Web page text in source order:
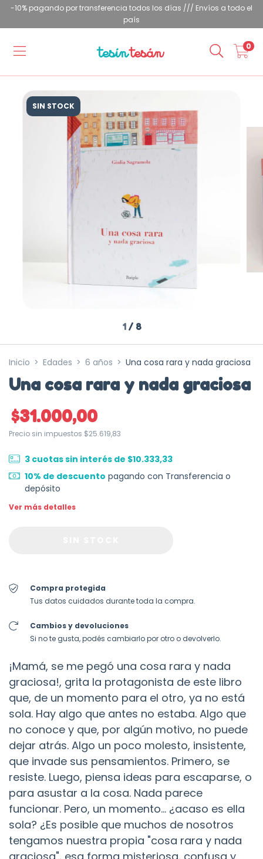
-10% pagando por transferencia todos los días /// Envíos a todo el
país
0
SIN STOCK
1/ 8
Inicio > Edades > 6 años > Una cosa rara y nada graciosa
Una cosa rara y nada graciosa
$31.000,00
Precio sin impuestos $25.619,83
3 cuotas sin interés de $10.333,33
10% de descuento pagando con Transferencia o
depósito
Ver más detalles
Compra protegida
Tus datos cuidados durante toda la compra.
Cambios y devoluciones
Si no te gusta, podés cambiarlo por otro o devolverlo.
¡Mamá, se me pegó una cosa rara y nada
graciosa!, grita la protagonista de este libro
que, de un momento para el otro, ya no está
sola. Hay algo que antes no estaba. Algo que
no conoce y que, por algún motivo, no puede
dejar atrás. Algo un poco molesto, insistente,
que invade sus pensamientos. Primero, se
resiste. Luego, piensa ideas para escaparse, o
para asustar a la cosa. Nada parece
funcionar. Pero, un momento... ¿acaso es ella
sola? ¿Es posible que muchos de nosotros
tengamos nuestra propia "cosa rara y nada